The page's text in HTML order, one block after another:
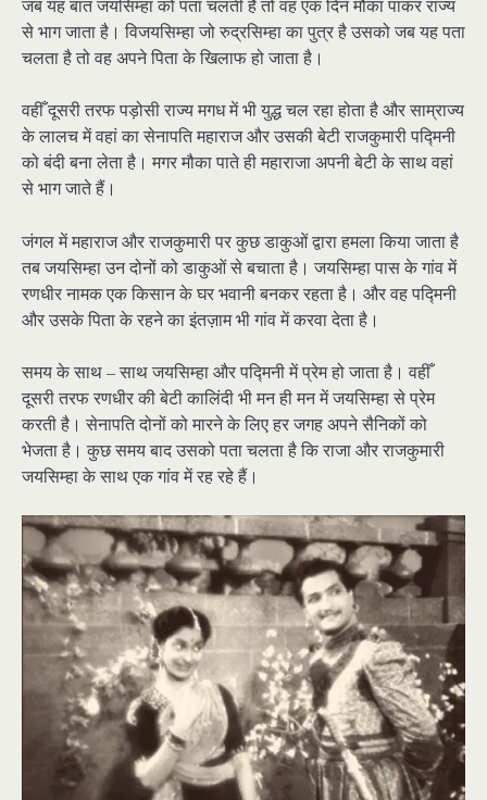
जब यह बात जयसिम्हा को पता चलती है तो वह एक दिन मौका पाकर राज्य
से भाग जाता है। विजयसिम्हा जो रुद्रसिम्हा का पुत्र है उसको जब यह पता
चलता है तो वह अपने पिता के खिलाफ हो जाता है।
वहीँ दूसरी तरफ पड़ोसी राज्य मगध में भी युद्ध चल रहा होता है और साम्राज्य
के लालच में वहां का सेनापति महाराज और उसकी बेटी राजकुमारी पद्मिनी
को बंदी बना लेता है। मगर मौका पाते ही महाराजा अपनी बेटी के साथ वहां
से भाग जाते हैं।
जंगल में महाराज और राजकुमारी पर कुछ डाकुओं द्वारा हमला किया जाता है
तब जयसिम्हा उन दोनों को डाकुओं से बचाता है। जयसिम्हा पास के गांव में
रणधीर नामक एक किसान के घर भवानी बनकर रहता है। और वह पद्मिनी
और उसके पिता के रहने का इंतज़ाम भी गांव में करवा देता है।
समय के साथ – साथ जयसिम्हा और पद्मिनी में प्रेम हो जाता है। वहीँ
दूसरी तरफ रणधीर की बेटी कालिंदी भी मन ही मन में जयसिम्हा से प्रेम
करती है। सेनापति दोनों को मारने के लिए हर जगह अपने सैनिकों को
भेजता है। कुछ समय बाद उसको पता चलता है कि राजा और राजकुमारी
जयसिम्हा के साथ एक गांव में रह रहे हैं।